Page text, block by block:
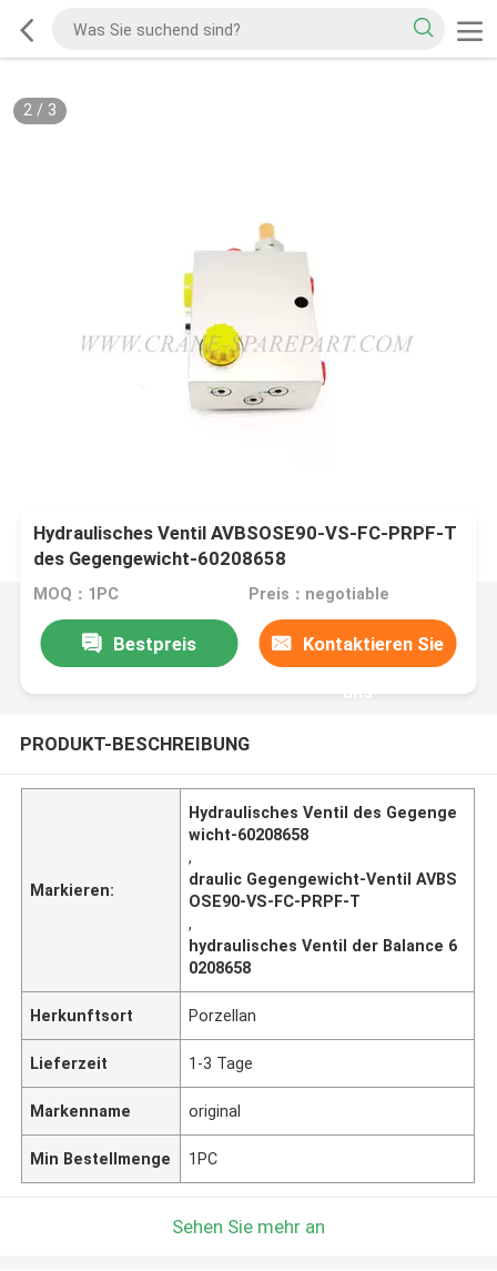
2/ 3
Hydraulisches Ventil AVBSOSE90-VS-FC-PRPF-T
des Gegengewicht-60208658
MOQ：1PC Preis：negotiable
Bestpreis Kontaktieren Sie
uns
PRODUKT-BESCHREIBUNG
Markieren:
Hydraulisches Ventil des Gegenge
wicht-60208658
,
draulic Gegengewicht-Ventil AVBS
OSE90-VS-FC-PRPF-T
,
hydraulisches Ventil der Balance 6
0208658
Herkunftsort Porzellan
Lieferzeit 1-3 Tage
Markenname original
Min Bestellmenge 1PC
Sehen Sie mehr an